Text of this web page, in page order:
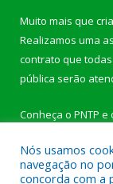
Muito mais que
Realizamos uma
contrato que
pública serão
Conheça o PNTP e
Nós usamos
navegação no
concorda com a